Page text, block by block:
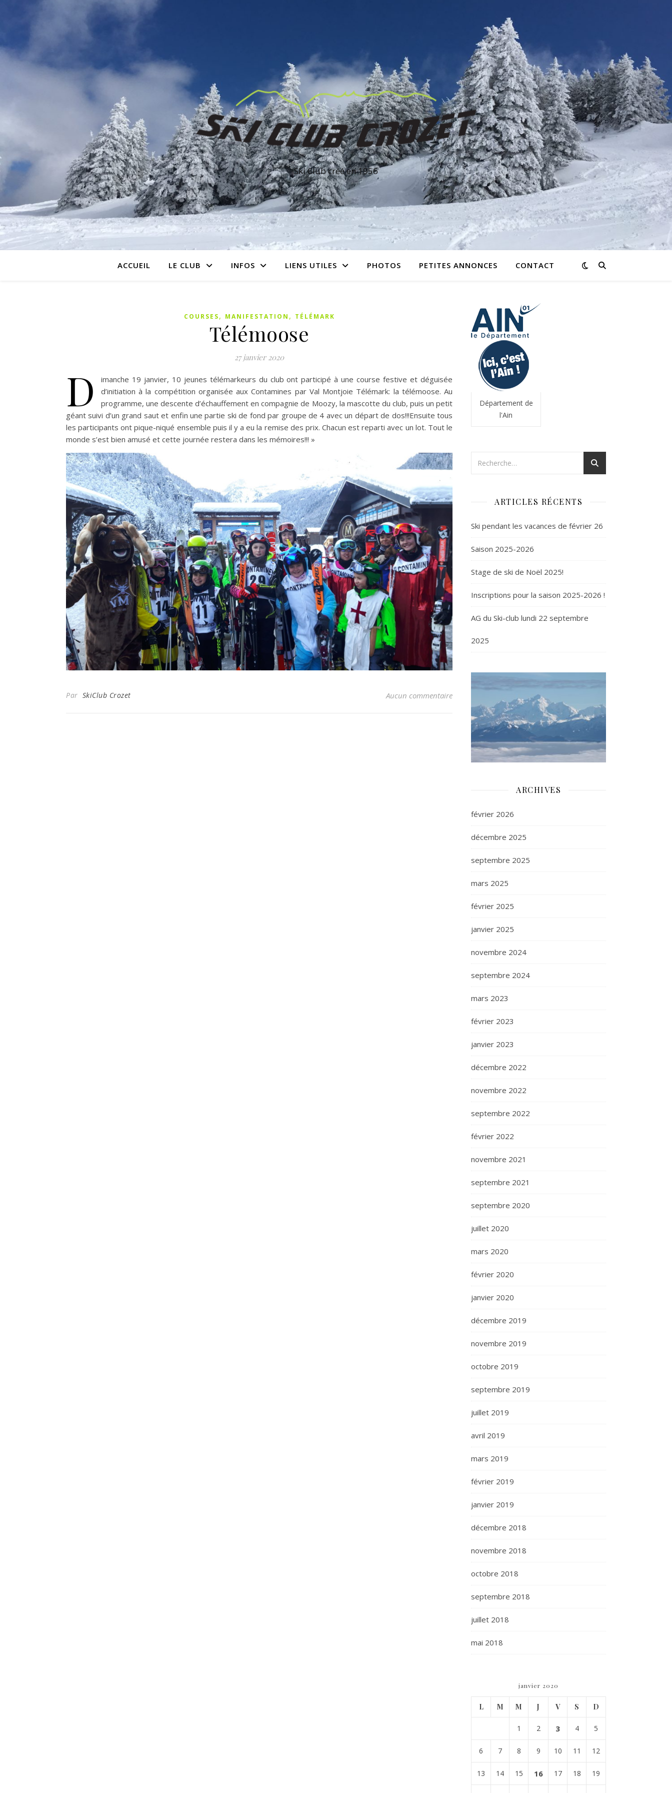
Ski Club créé en 1956
ACCUEIL LE CLUB INFOS LIENS UTILES PHOTOS PETITES ANNONCES CONTACT
COURSES, MANIFESTATION , TÉLÉMARK
Télémoose
27 janvier 2020
D
imanche 19 janvier, 10 jeunes télémarkeurs du club ont participé à une course festive et déguisée
d’initiation à la compétition organisée aux Contamines par Val Montjoie Télémark: la télémoose. Au
programme, une descente d’échauffement en compagnie de Moozy, la mascotte du club, puis un petit
géant suivi d’un grand saut et enfin une partie ski de fond par groupe de 4 avec un départ de dos!!!Ensuite tous
les participants ont pique-niqué ensemble puis il y a eu la remise des prix. Chacun est reparti avec un lot. Tout le
monde s’est bien amusé et cette journée restera dans les mémoires!!! »
Par SkiClub Crozet Aucun commentaire
Département de
l'Ain
ARTICLES RÉCENTS
Ski pendant les vacances de février 26
Saison 2025-2026
Stage de ski de Noël 2025!
Inscriptions pour la saison 2025-2026 !
AG du Ski-club lundi 22 septembre
2025
ARCHIVES
février 2026
décembre 2025
septembre 2025
mars 2025
février 2025
janvier 2025
novembre 2024
septembre 2024
mars 2023
février 2023
janvier 2023
décembre 2022
novembre 2022
septembre 2022
février 2022
novembre 2021
septembre 2021
septembre 2020
juillet 2020
mars 2020
février 2020
janvier 2020
décembre 2019
novembre 2019
octobre 2019
septembre 2019
juillet 2019
avril 2019
mars 2019
février 2019
janvier 2019
décembre 2018
novembre 2018
octobre 2018
septembre 2018
juillet 2018
mai 2018
janvier 2020
L M M J V S D
1 2 3 4 5
6 7 8 9 10 11 12
13 14 15 16 17 18 19